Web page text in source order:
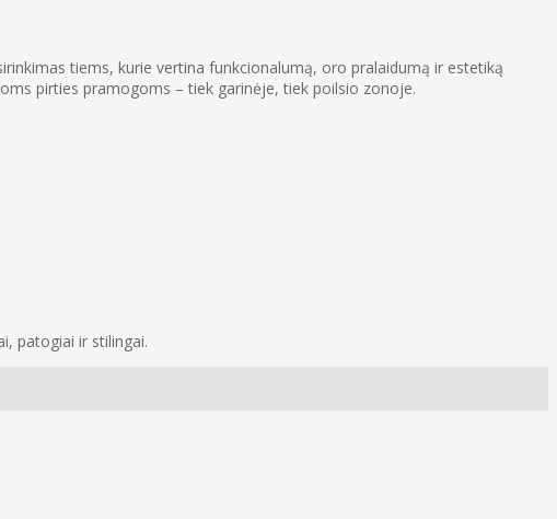
tiems, kurie vertina funkcionalumą, oro pralaidumą ir estetiką
pirties pramogoms – tiek garinėje, tiek poilsio zonoje.
patogiai ir stilingai.